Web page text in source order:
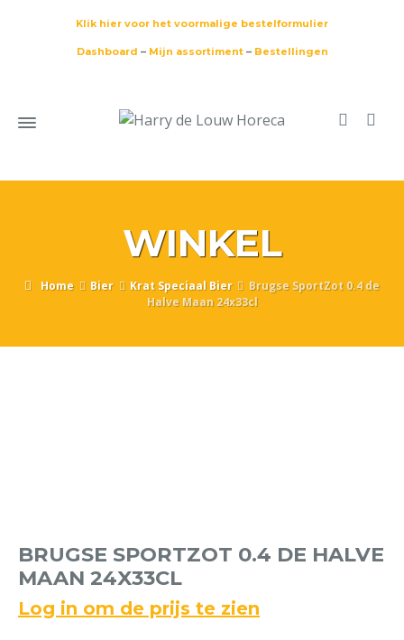
Klik hier voor het voormalige bestelformulier
Dashboard – Mijn assortiment– Bestellingen
WINKEL
Home Bier Krat Speciaal Bier
Brugse SportZot 0.4 de
Halve Maan 24x33cl
BRUGSE SPORTZOT 0.4 DE HALVE
MAAN 24X33CL
Log in om de prijs te zien